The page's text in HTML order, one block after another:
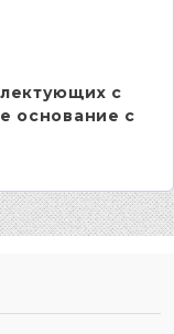
с
основание с